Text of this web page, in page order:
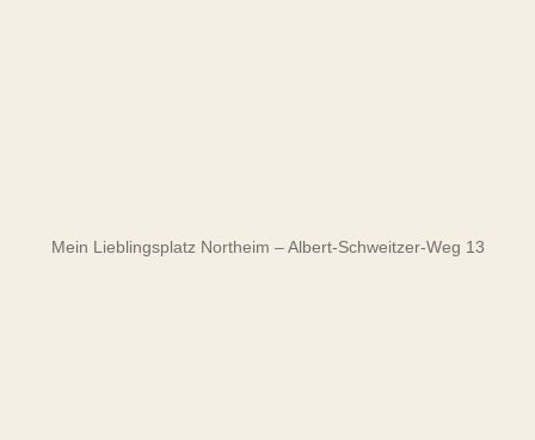
Mein Lieblingsplatz Northeim – Albert-Schweitzer-Weg 13